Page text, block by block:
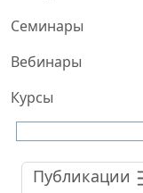
Семинары
Вебинары
Курсы
Публикации